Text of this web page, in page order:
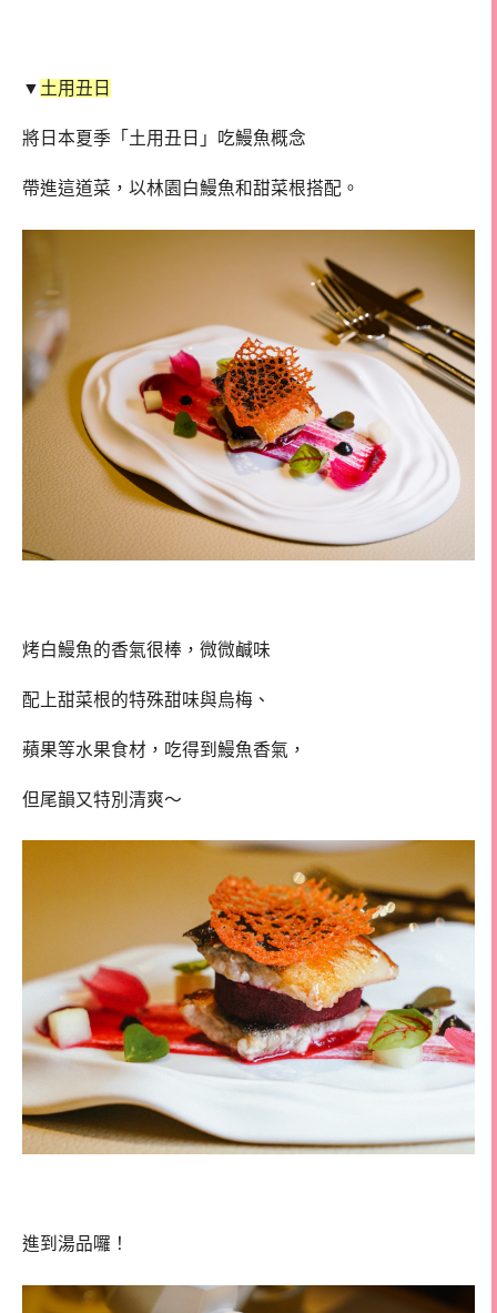
▼ 土用丑日
將日本夏季「土用丑日」吃鰻魚概念
帶進這道菜，以林園白鰻魚和甜菜根搭配。
烤白鰻魚的香氣很棒，微微鹹味
配上甜菜根的特殊甜味與烏梅、
蘋果等水果食材，吃得到鰻魚香氣，
但尾韻又特別清爽～
進到湯品囉！